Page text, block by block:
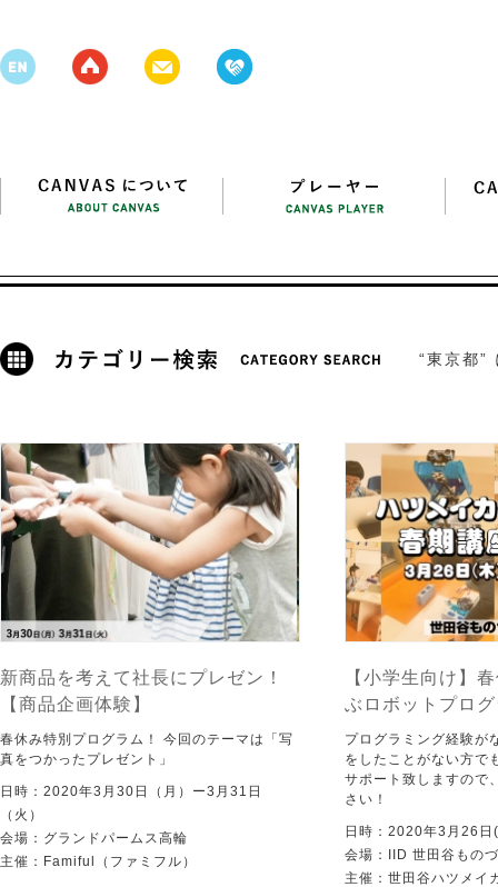
“東京都”
新商品を考えて社長にプレゼン！
【商品企画体験】
春休み特別プログラム！ 今回のテーマは「写
真をつかったプレゼント」
日時：2020年3月30日（月）ー3月31日
（火）
会場：グランドパームス高輪
主催：Famiful（ファミフル）
【小学生向け】
ぶロボットプロ
プログラミング経験が
をしたことがない方で
サポート致しますので
さい！
日時：2020年3月26
会場：IID 世田谷もの
主催：世田谷ハツメイ